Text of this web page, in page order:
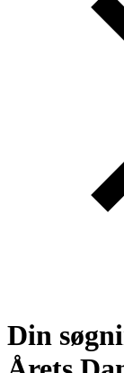
Din